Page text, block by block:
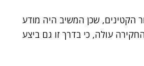
הקטינים, שכן המשיב היה מודע
עולה, כי בדרך זו גם ביצע